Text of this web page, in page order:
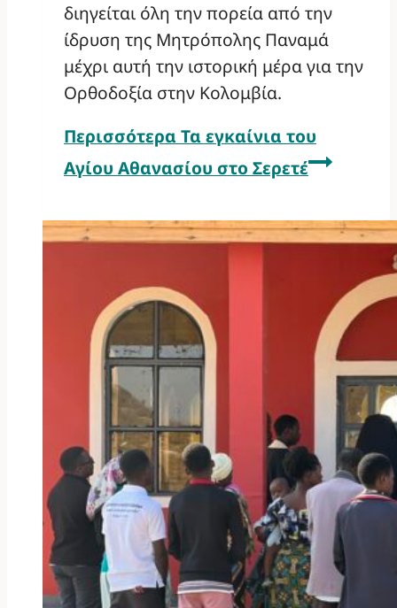
διηγείται όλη την πορεία από την
ίδρυση της Μητρόπολης Παναμά
μέχρι αυτή την ιστορική μέρα για την
Ορθοδοξία στην Κολομβία.
Περισσότερα Τα εγκαίνια του
Αγίου Αθανασίου στο Σερετέ